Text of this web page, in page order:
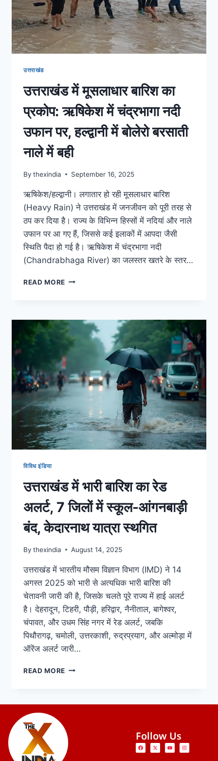
उत्तराखंड
उत्तराखंड में मूसलाधार बारिश का
प्रकोप: ऋषिकेश में चंद्रभागा नदी
उफान पर, हल्द्वानी में बोलेरो बरसाती
नाले में बही
By thexindia September 16, 2025
ऋषिकेश/हल्द्वानी। लगातार हो रही मूसलाधार बारिश
(Heavy Rain) ने उत्तराखंड में जनजीवन को पूरी तरह से
ठप कर दिया है। राज्य के विभिन्न हिस्सों में नदियां और नाले
उफान पर आ गए हैं, जिससे कई इलाकों में आपदा जैसी
स्थिति पैदा हो गई है। ऋषिकेश में चंद्रभागा नदी
(Chandrabhaga River) का जलस्तर खतरे के स्तर…
READ MORE
विविध इंडिया
उत्तराखंड में भारी बारिश का रेड
अलर्ट, 7 जिलों में स्कूल-आंगनबाड़ी
बंद, केदारनाथ यात्रा स्थगित
By thexindia August 14, 2025
उत्तराखंड में भारतीय मौसम विज्ञान विभाग (IMD) ने 14
अगस्त 2025 को भारी से अत्यधिक भारी बारिश की
चेतावनी जारी की है, जिसके चलते पूरे राज्य में हाई अलर्ट
है। देहरादून, टिहरी, पौड़ी, हरिद्वार, नैनीताल, बागेश्वर,
चंपावत, और उधम सिंह नगर में रेड अलर्ट, जबकि
पिथौरागढ़, चमोली, उत्तरकाशी, रुद्रप्रयाग, और अल्मोड़ा में
ऑरेंज अलर्ट जारी…
READ MORE
Follow Us